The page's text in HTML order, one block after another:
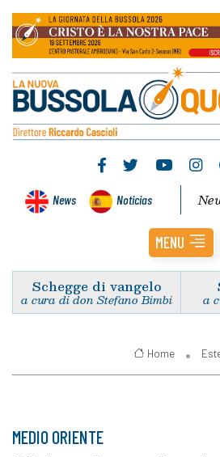
News Noticias
MENU
Schegge di vangelo
a cura di don Stefano Bimbi a
Home
MEDIO ORIENTE